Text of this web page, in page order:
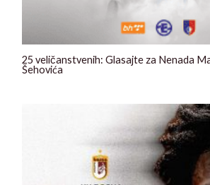
25 veličanstvenih: Glasajte za Nenada
Šehovića